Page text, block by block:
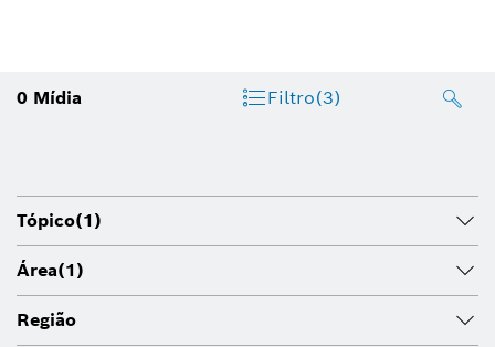
0 Mídia Filtro(3)
Tópico(1)
Área(1)
Região